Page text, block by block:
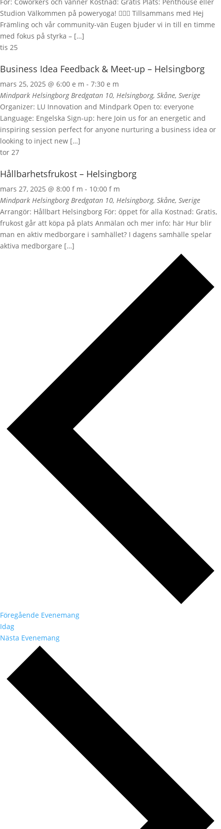
Studion Välkommen på poweryoga! 🧘‍♀️✨ Tillsammans med Hej
Främling och vår community-vän Eugen bjuder vi in till en timme
med fokus på styrka – […]
tis 25
Business Idea Feedback & Meet-up – Helsingborg
mars 25, 2025 @ 6:00 e m - 7:30 e m
Mindpark HelsingborgBredgatan 10, Helsingborg, Skåne, Sverige
Organizer: LU Innovation and Mindpark Open to: everyone
Language: Engelska Sign-up: here Join us for an energetic and
inspiring session perfect for anyone nurturing a business idea or
looking to inject new […]
tor 27
Hållbarhetsfrukost – Helsingborg
mars 27, 2025 @ 8:00 f m - 10:00 f m
Mindpark HelsingborgBredgatan 10, Helsingborg, Skåne, Sverige
Arrangör: Hållbart Helsingborg För: öppet för alla Kostnad: Gratis,
frukost går att köpa på plats Anmälan och mer info: här Hur blir
man en aktiv medborgare i samhället? I dagens samhälle spelar
aktiva medborgare […]
Föregående Evenemang
Idag
Nästa Evenemang